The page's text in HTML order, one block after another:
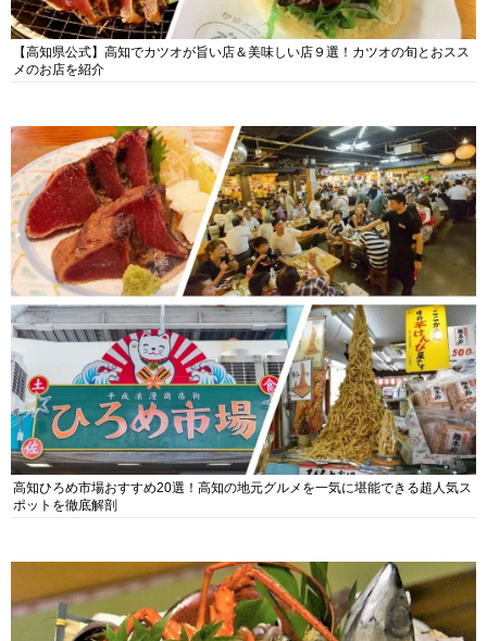
【高知県公式】高知でカツオが旨い店＆美味しい店９選！カツオの旬とおスス
メのお店を紹介
高知ひろめ市場おすすめ20選！高知の地元グルメを一気に堪能できる超人気ス
ポットを徹底解剖